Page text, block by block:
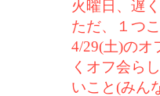
火曜日、遅
ただ、１つ
4/29(土)のオ
くオフ会らし
いこと(みん